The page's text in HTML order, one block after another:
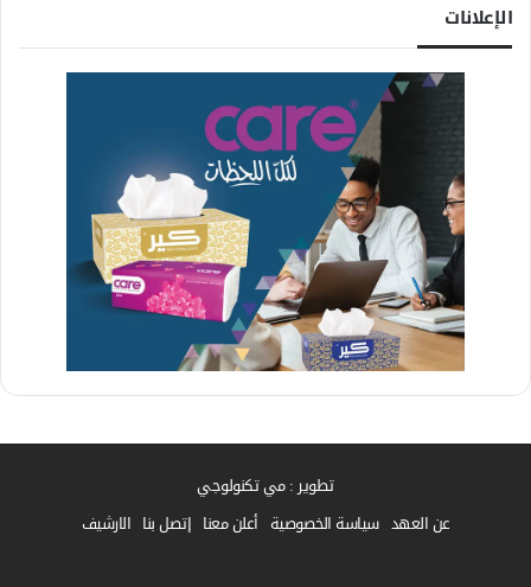
الإعلانات
تطوير : مي تكنولوجي
عن العهد سياسة الخصوصية أعلن معنا إتصل بنا الارشيف